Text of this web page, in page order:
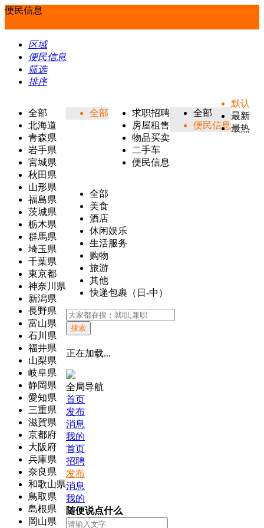
便民信息
区域
便民信息
筛选
排序
全部
北海道
青森県
岩手県
宮城県
秋田県
山形県
福島県
茨城県
栃木県
群馬県
埼玉県
千葉県
東京都
神奈川県
新潟県
長野県
富山県
石川県
福井県
山梨県
岐阜県
静岡県
愛知県
三重県
滋賀県
京都府
大阪府
兵庫県
奈良県
和歌山県
鳥取県
島根県
岡山県
全部
求职招聘
房屋租售
物品买卖
二手车
便民信息
全部
便民信息
全部
美食
酒店
休闲娱乐
生活服务
购物
旅游
其他
快递包裹（日-中）
默认
最新
最热
搜索
正在加载...
全局导航
首页
发布
消息
我的
首页
招聘
发布
消息
我的
随便说点什么